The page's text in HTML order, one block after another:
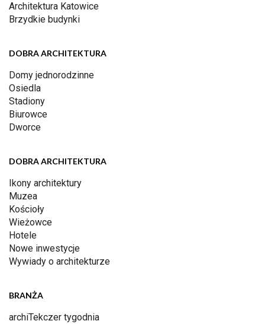
Architektura Katowice
Brzydkie budynki
DOBRA ARCHITEKTURA
Domy jednorodzinne
Osiedla
Stadiony
Biurowce
Dworce
DOBRA ARCHITEKTURA
Ikony architektury
Muzea
Kościoły
Wieżowce
Hotele
Nowe inwestycje
Wywiady o architekturze
BRANŻA
archiTekczer tygodnia